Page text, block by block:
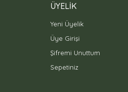
ÜYELİK
Yeni Üyelik
Üye Girişi
Şifremi Unuttum
Sepetiniz